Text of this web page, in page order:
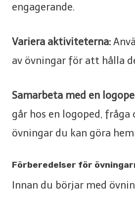
engagerande.
Variera aktiviteterna:
av övningar för att hålla
Samarbeta med en
går hos en logoped, fråga
övningar du kan göra
Förberedelser för
Innan du börjar med